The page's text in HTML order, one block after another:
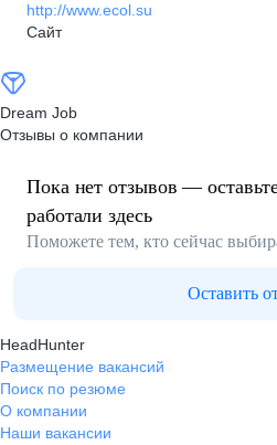
http://www.ecol.su
Сайт
Dream Job
Отзывы о компании
Пока нет отзывов —
работали здесь
Поможете тем, кто сейчас
Оставить
HeadHunter
Размещение вакансий
Поиск по резюме
О компании
Наши вакансии